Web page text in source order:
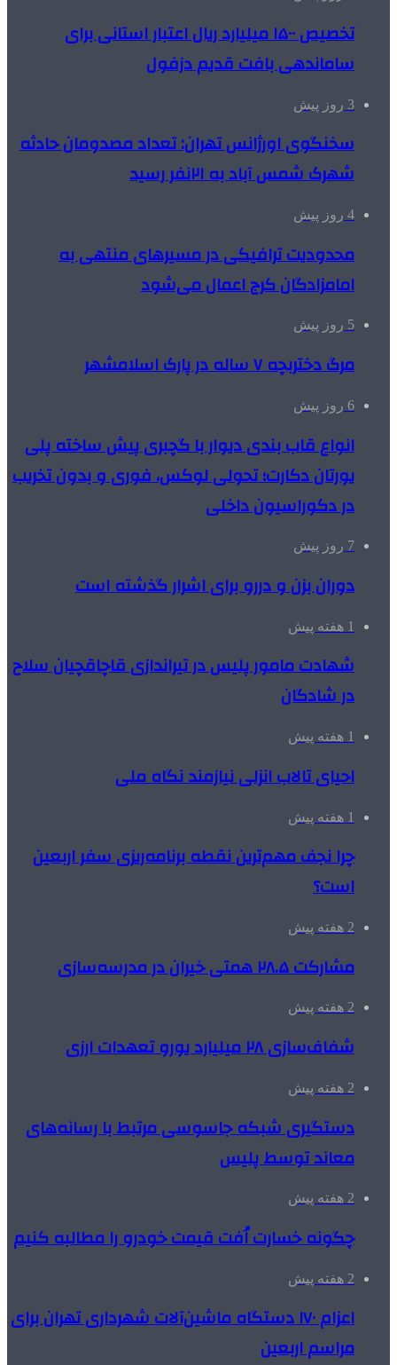
تخصیص ۱۵۰۰ میلیارد ریال اعتبار استانی برای
ساماندهی بافت قدیم دزفول
3 روز پیش
سخنگوی اورژانس تهران: تعداد مصدومان حادثه
شهرک شمس آباد به ۲۱نفر رسید
4 روز پیش
محدودیت ترافیکی در مسیرهای منتهی به
امامزادگان کرج اعمال می‌شود
5 روز پیش
مرگ دختربچه ۷ ساله در پارک اسلامشهر
6 روز پیش
انواع قاب بندی دیوار با گچبری پیش ساخته پلی
یورتان دکارت؛ تحولی لوکس، فوری و بدون تخریب
در دکوراسیون داخلی
7 روز پیش
دوران بزن و دررو برای اشرار گذشته است
1 هفته پیش
شهادت مامور پلیس در تیراندازی قاچاقچیان سلاح
در شادگان
1 هفته پیش
احیای تالاب انزلی نیازمند نگاه ملی
1 هفته پیش
چرا نجف مهم‌ترین نقطه برنامه‌ریزی سفر اربعین
است؟
2 هفته پیش
مشارکت ۲۸.۵ همتی خیران در مدرسه‌سازی
2 هفته پیش
شفاف‌سازی ۲۸ میلیارد یورو تعهدات ارزی
2 هفته پیش
دستگیری شبکه جاسوسی مرتبط با رسانه‌های
معاند توسط پلیس
2 هفته پیش
چگونه خسارت اُفت قیمت خودرو را مطالبه کنیم
2 هفته پیش
اعزام ۱۷۰ دستگاه ماشین‌آلات شهرداری تهران برای
مراسم اربعین